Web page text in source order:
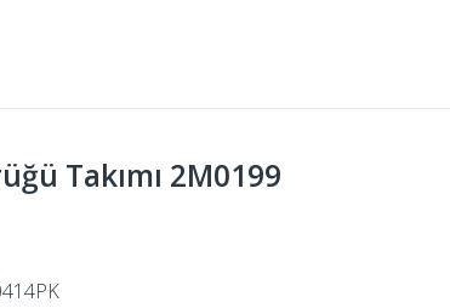
Takımı 2M0199